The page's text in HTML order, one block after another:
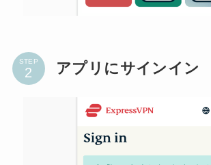
STEP アプリにサインイン